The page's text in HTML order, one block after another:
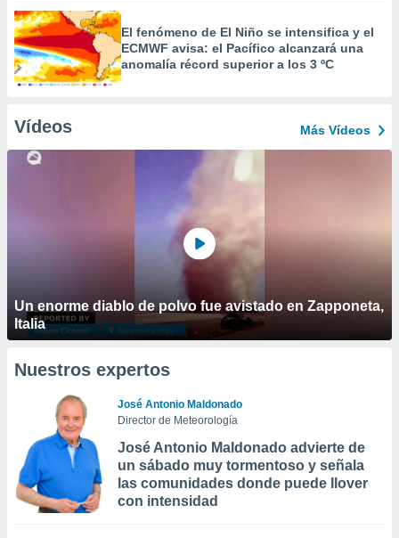
El fenómeno de El Niño se intensifica y el
ECMWF avisa: el Pacífico alcanzará una
anomalía récord superior a los 3 ºC
Vídeos Más Vídeos
Un enorme diablo de polvo fue avistado en Zapponeta,
Italia
Nuestros expertos
José Antonio Maldonado
Director de Meteorología
José Antonio Maldonado advierte de
un sábado muy tormentoso y señala
las comunidades donde puede llover
con intensidad